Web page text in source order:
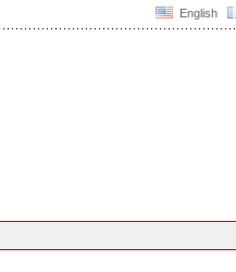
English